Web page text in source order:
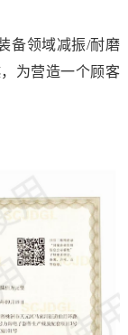
备领域减振/耐磨
为营造一个顾客